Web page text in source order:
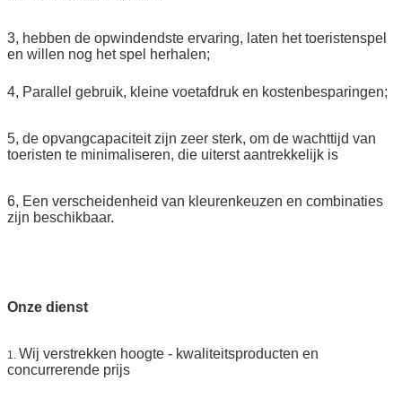
3, hebben de opwindendste ervaring, laten het toeristenspel
en willen nog het spel herhalen;
4, Parallel gebruik, kleine voetafdruk en kostenbesparingen;
5, de opvangcapaciteit zijn zeer sterk, om de wachttijd van
toeristen te minimaliseren, die uiterst aantrekkelijk is
6, Een verscheidenheid van kleurenkeuzen en combinaties
zijn beschikbaar.
Onze dienst
1. Wij verstrekken hoogte - kwaliteitsproducten en
concurrerende prijs